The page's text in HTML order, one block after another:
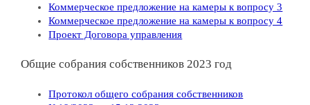
Коммерческое предложение на камеры к вопросу 3
Коммерческое предложение на камеры к вопросу 4
Проект Договора управления
Общие собрания собственников 2023 год
Протокол общего собрания собственников